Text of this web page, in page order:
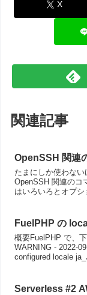
X
関連記事
OpenSSH 関連
たまにしか使わな
OpenSSH 関連のコ
はいろいろとオプ
FuelPHP の
概要FuelPHP で、
WARNING - 2022-
configured locale
Serverless #2